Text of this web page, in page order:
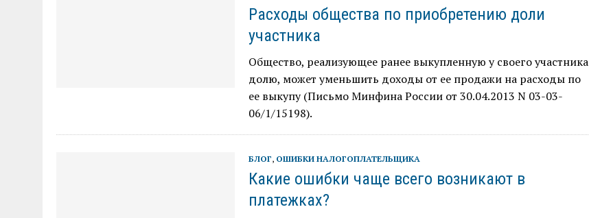
Расходы общества по приобретению доли
участника
Общество, реализующее ранее выкупленную у своего участника
долю, может уменьшить доходы от ее продажи на расходы по
ее выкупу (Письмо Минфина России от 30.04.2013 N 03-03-
06/1/15198).
БЛОГ, ОШИБКИ НАЛОГОПЛАТЕЛЬЩИКА
Какие ошибки чаще всего возникают в
платежках?